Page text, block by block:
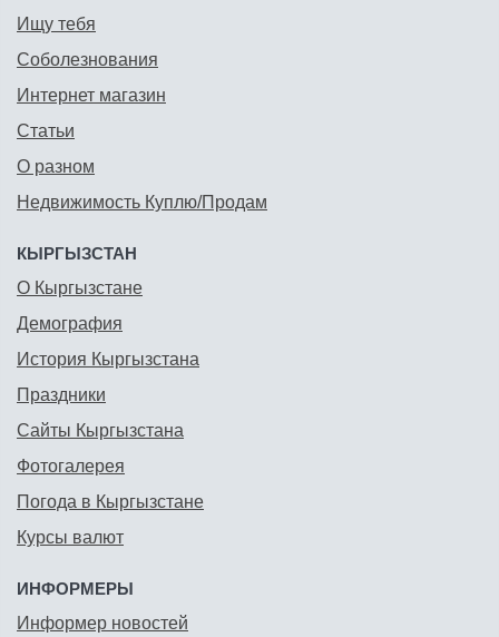
Ищу тебя
Соболезнования
Интернет магазин
Статьи
О разном
Недвижимость Куплю/Продам
КЫРГЫЗСТАН
О Кыргызстане
Демография
История Кыргызстана
Праздники
Сайты Кыргызстана
Фотогалерея
Погода в Кыргызстане
Курсы валют
ИНФОРМЕРЫ
Информер новостей